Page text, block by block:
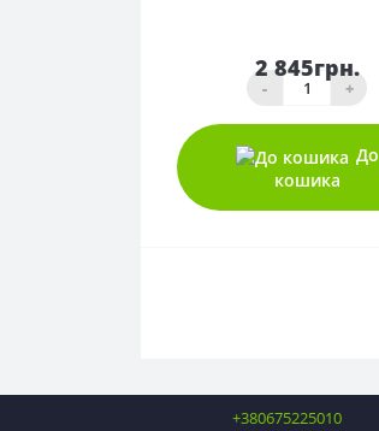
2 845грн.
- +
До
кошика
+380675225010